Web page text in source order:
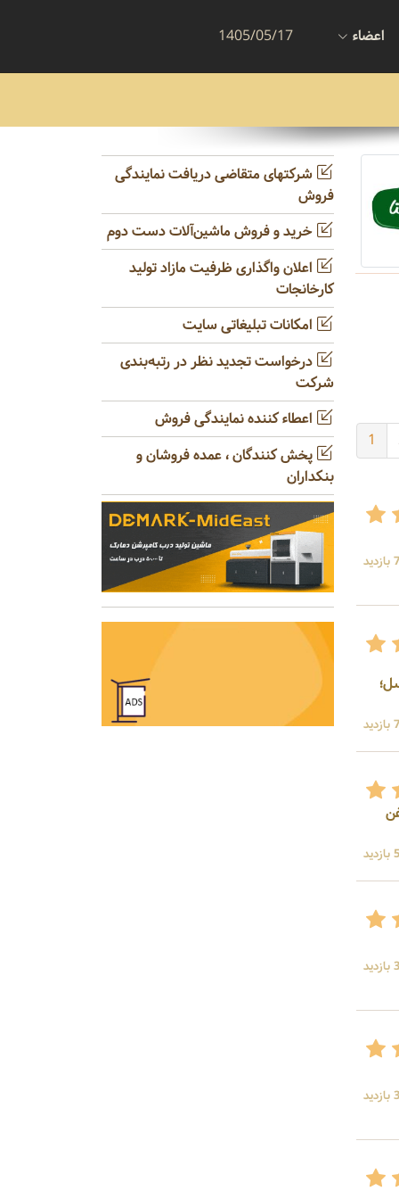
اعضاء 1405/05/17
1
عسل؛
شرکتهای متقاضی دریافت نمایندگی
فروش
خرید و فروش ماشین‌آلات دست دوم
اعلان واگذاری ظرفیت مازاد تولید
کارخانجات
امکانات تبلیغاتی سایت
درخواست تجدید نظر در رتبه‌بندی
شرکت
اعطاء کننده نمایندگی فروش
پخش کنندگان ، عمده فروشان و
بنکداران